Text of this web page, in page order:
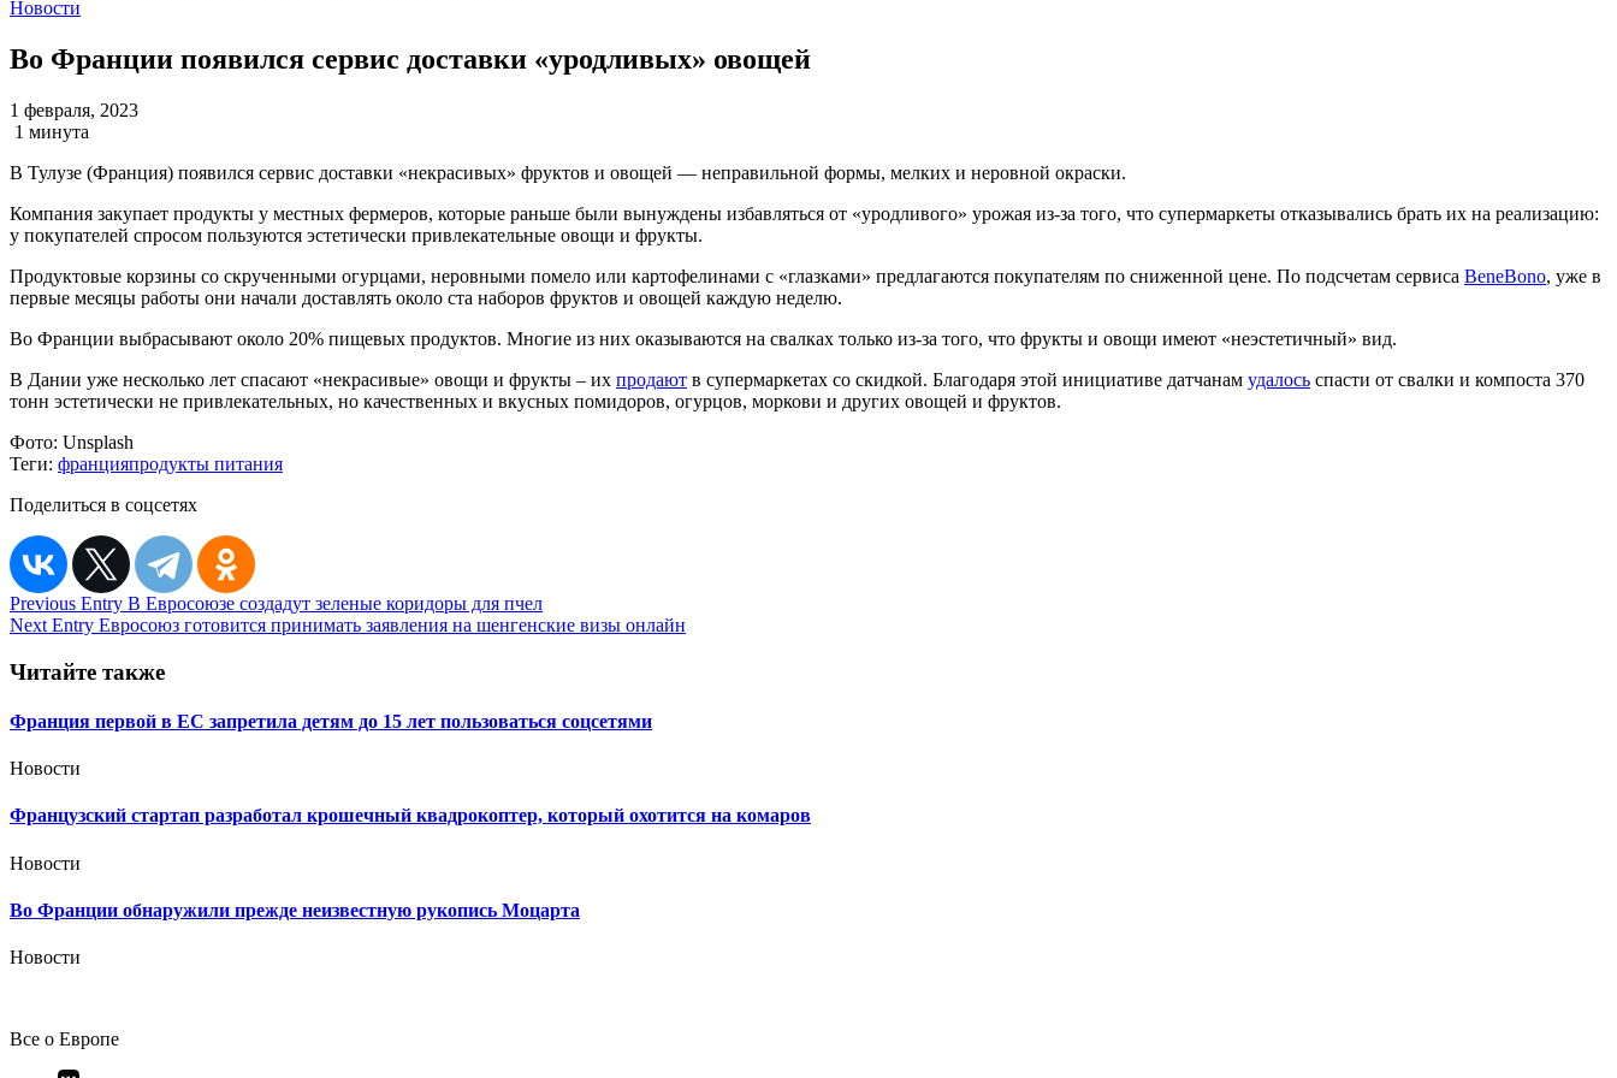
Новости
Во Франции появился сервис доставки «уродливых» овощей
1 февраля, 2023
1 минута
В Тулузе (Франция) появился сервис доставки «некрасивых» фруктов и овощей — неправильной формы, мелких и неровной окраски.
Компания закупает продукты у местных фермеров, которые раньше были вынуждены избавляться от «уродливого» урожая из-за того, что супермаркеты отказывались брать их на реализацию:
у покупателей спросом пользуются эстетически привлекательные овощи и фрукты.
Продуктовые корзины со скрученными огурцами, неровными помело или картофелинами с «глазками» предлагаются покупателям по сниженной цене. По подсчетам сервиса BeneBono, уже в
первые месяцы работы они начали доставлять около ста наборов фруктов и овощей каждую неделю.
Во Франции выбрасывают около 20% пищевых продуктов. Многие из них оказываются на свалках только из-за того, что фрукты и овощи имеют «неэстетичный» вид.
В Дании уже несколько лет спасают «некрасивые» овощи и фрукты – их продают в супермаркетах со скидкой. Благодаря этой инициативе датчанам удалось спасти от свалки и компоста 370
тонн эстетически не привлекательных, но качественных и вкусных помидоров, огурцов, моркови и других овощей и фруктов.
Фото: Unsplash
Теги: францияпродукты питания
Поделиться в соцсетях
Навигация
по
записям
Previous Entry В Евросоюзе создадут зеленые коридоры для пчел
Next Entry Евросоюз готовится принимать заявления на шенгенские визы онлайн
Читайте также
Франция первой в ЕС запретила детям до 15 лет пользоваться соцсетями
Новости
Французский стартап разработал крошечный квадрокоптер, который охотится на комаров
Новости
Во Франции обнаружили прежде неизвестную рукопись Моцарта
Новости
Все о Европе